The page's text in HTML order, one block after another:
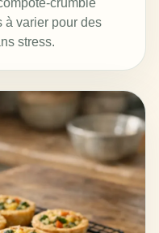
crumble
à varier pour des
stress.